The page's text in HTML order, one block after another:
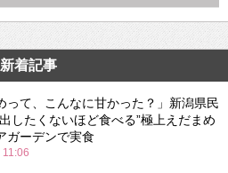
新着記事
って、こんなに甘かった？」新潟県民
したくないほど食べる”極上えだまめ
ガーデンで実食